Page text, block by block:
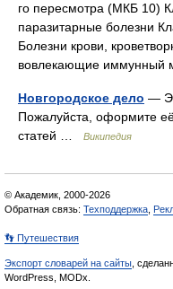
го пересмотра (МКБ 10)
паразитарные болезни
Болезни крови,
вовлекающие иммунный
Новгородское дело —
Пожалуйста, оформите
статей …
Википедия
© Академик, 2000-2026
Обратная связь: Техподдержка
👣 Путешествия
Экспорт словарей на сайты ,
WordPress, MODx.